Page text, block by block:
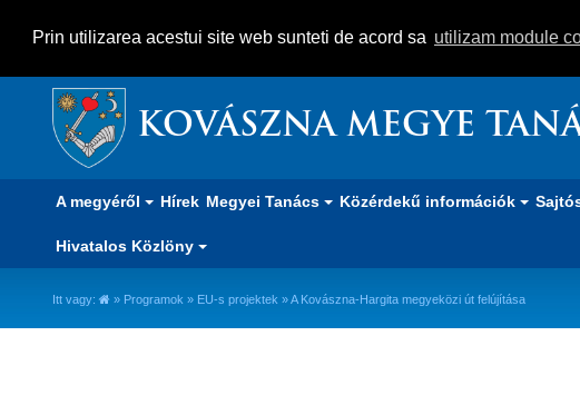
Prin utilizarea acestui site web sunteti de acord sa utilizam module
KOVÁSZNA MEGYE
A megyéről Hírek Megyei Tanács Közérdekű információk
Hivatalos Közlöny
Itt vagy: » Programok » EU-s projektek » A Kovászna-Hargita megyeközi út felújítása